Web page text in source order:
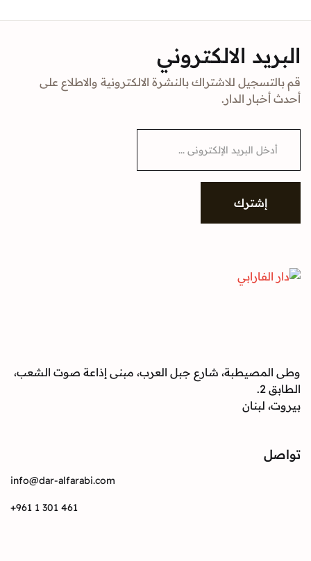
البريد الالكتروني
قم بالتسجيل للاشتراك بالنشرة الالكترونية والاطلاع على
أحدث أخبار الدار.
i
إشترك
وطى المصيطبة، شارع جبل العرب، مبنى إذاعة صوت الشعب،
الطابق 2.
بيروت، لبنان
تواصل
info@dar-alfarabi.com
+961 1 301 461